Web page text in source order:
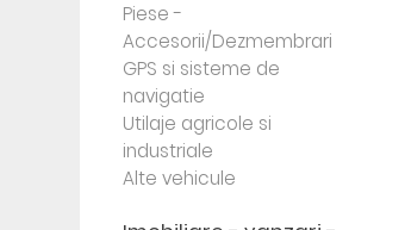
Piese -
Accesorii/Dezmembrari
GPS si sisteme de
navigatie
Utilaje agricole si
industriale
Alte vehicule